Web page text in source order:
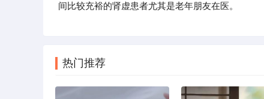
间比较充裕的肾虚患者尤其是老年朋友在医。
热门推荐